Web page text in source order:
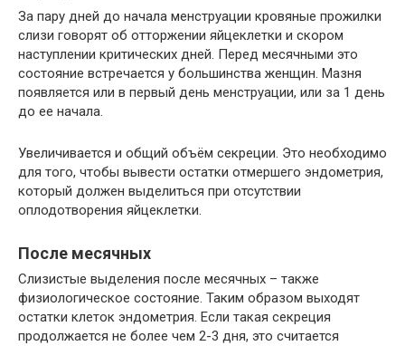
За пару дней до начала менструации кровяные прожилки
слизи говорят об отторжении яйцеклетки и скором
наступлении критических дней. Перед месячными это
состояние встречается у большинства женщин. Мазня
появляется или в первый день менструации, или за 1 день
до ее начала.
Увеличивается и общий объём секреции. Это необходимо
для того, чтобы вывести остатки отмершего эндометрия,
который должен выделиться при отсутствии
оплодотворения яйцеклетки.
После месячных
Слизистые выделения после месячных – также
физиологическое состояние. Таким образом выходят
остатки клеток эндометрия. Если такая секреция
продолжается не более чем 2-3 дня, это считается